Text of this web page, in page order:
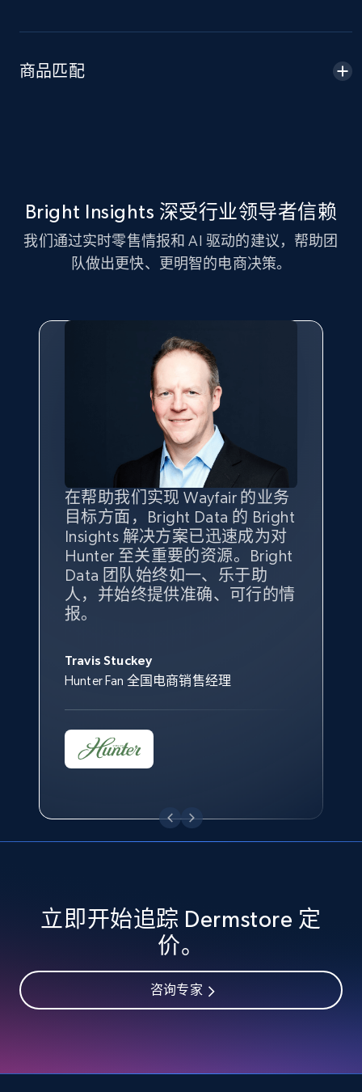
URL, Product id, Title, Seller name, Seller rating,
Seller reviews, Breadcrumbs, Root category, and
more.
eBay - Gather data on products using
specified keywords
URL, Product id, Title, Seller name, Seller rating,
Seller reviews, Breadcrumbs, Root category, and
2.5K+ 359+ 立即开始
eBay - Collect products from shops on eBay
URL, Product id, Title, Seller name, Seller rating,
Seller reviews, Breadcrumbs, Root category, and
359+
eBay - Collect records by category
more.
Google Shopping
URL, Product id, Title, Product description,
Rating, Reviews count, Images, Variations, and
商品匹配
Bright Insights 深受行业领导者信赖
我们通过实时零售情报和 AI 驱动的建议，帮助团
队做出更快、更明智的电商决策。
在帮助我们实现 Wayfair 的业务
目标方面，Bright Data 的 Bright
Insights 解决方案已迅速成为对
Hunter 至关重要的资源。Bright
Data 团队始终如一、乐于助
人，并始终提供准确、可行的情
报。
Travis Stuckey
Hunter Fan 全国电商销售经理
Bright Insights 的数据极大地支
持了我们公司的目标。每个产品
类别的市场份额帮助我们以主要
竞争对手为基准，而供应商的销
售情况则从战术上帮助我们的营
销团队扩大产品种类。
Overstock 的客户战略与洞察总监
我们之所以选择 Bright
Insights，是因为它能够跟踪销
售情况，并绘制对我们业务至关
重要的竞争产品类别图。
Yael Fridman
Keter 的市场总监
借助 Bright Data 的解决方案，
我们获得了对市场领域、产品、
竞争格局以及消费者行为趋势的
独特且全面的洞察。
Beverly Taylor
Kingston Brass, Inc. 商品规划总监
立即开始追踪 Dermstore 定
价。
咨询专家